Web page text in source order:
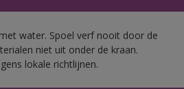
water. Spoel verf nooit door de
niet uit onder de kraan.
lokale richtlijnen.